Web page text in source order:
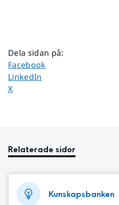
Dela sidan på:
Dela sidan på
Facebook
Dela sidan på
LinkedIn
Dela sidan på
X
Relaterade sidor
Kunskapsbanken